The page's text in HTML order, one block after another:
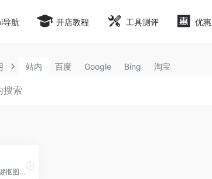
导航 开店教程 工具测评 优惠
站内 百度 Google Bing 淘宝
removebg,免费在线一键抠图网站,ai轻松去背景